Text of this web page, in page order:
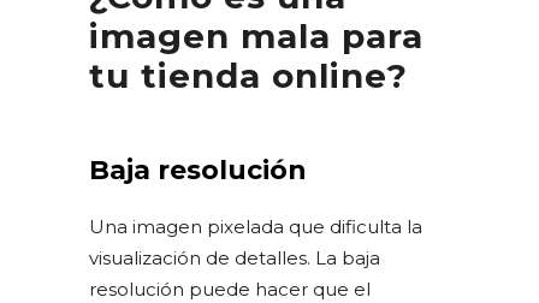
imagen mala para
tu tienda online?
Baja resolución
Una imagen pixelada que dificulta la
visualización de detalles. La baja
resolución puede hacer que el